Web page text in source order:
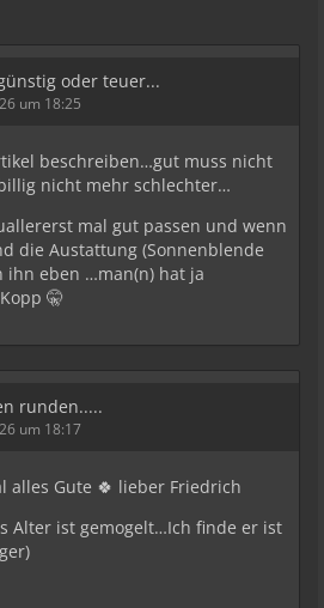
oder teuer...
um 18:25
beschreiben…gut muss nicht
nicht mehr schlechter…
mal gut passen und wenn
die Austattung (Sonnenblende
eben …man(n) hat ja
🤫
runden.....
um 18:17
alles Gute 🍀 lieber Friedrich
Alter ist gemogelt…Ich finde er ist